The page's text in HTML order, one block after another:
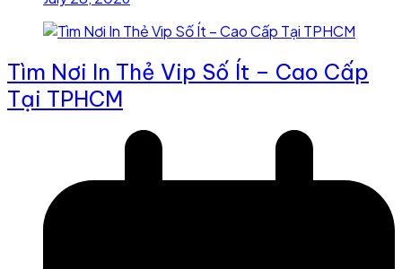
Tìm Nơi In Thẻ Vip Số Ít – Cao Cấp
Tại TPHCM